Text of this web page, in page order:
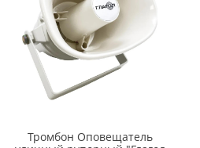
Тромбон Оповещатель